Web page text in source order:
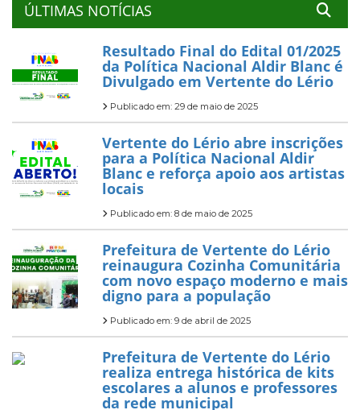
ÚLTIMAS NOTÍCIAS
Resultado Final do Edital 01/2025
da Política Nacional Aldir Blanc é
Divulgado em Vertente do Lério
Publicado em: 29 de maio de 2025
Vertente do Lério abre inscrições
para a Política Nacional Aldir
Blanc e reforça apoio aos artistas
locais
Publicado em: 8 de maio de 2025
Prefeitura de Vertente do Lério
reinaugura Cozinha Comunitária
com novo espaço moderno e mais
digno para a população
Publicado em: 9 de abril de 2025
Prefeitura de Vertente do Lério
realiza entrega histórica de kits
escolares a alunos e professores
da rede municipal